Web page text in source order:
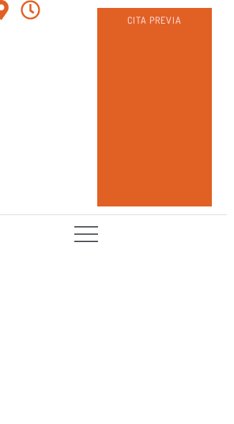
CITA PREVIA